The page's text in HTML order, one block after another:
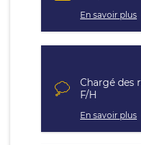
En savoir plus
Chargé des
F/H
En savoir plus